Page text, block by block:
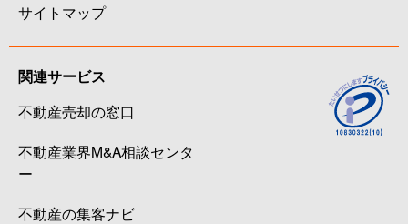
サイトマップ
関連サービス
不動産売却の窓口
不動産業界M&A相談センタ
ー
不動産の集客ナビ